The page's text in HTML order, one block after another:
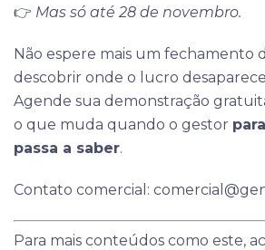
👉 Mas só até 28 de novembro.
Não espere mais um fechamento
descobrir onde o lucro
Agende sua demonstração
o que muda quando o gestor
passa a saber.
Contato comercial:
Para mais conteúdos como este,